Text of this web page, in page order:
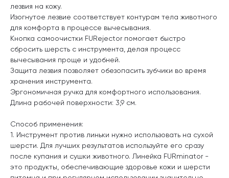
лезвия на кожу.
Изогнутое лезвие соответствует контурам тела животного
для комфорта в процессе вычесывания.
Кнопка самоочистки FURejector помогает быстро
сбросить шерсть с инструмента, делая процесс
вычесывания проще и удобней.
Защита лезвия позволяет обезопасить зубчики во время
хранения инструмента.
Эргономичная ручка для комфортного использования.
Длина рабочей поверхности: 3,9 см.
Способ применения:
1. Инструмент против линьки нужно использовать на сухой
шерсти. Для лучших результатов используйте его сразу
после купания и сушки животного. Линейка FURminator -
это продукты, обеспечивающие здоровье кожи и шерсти